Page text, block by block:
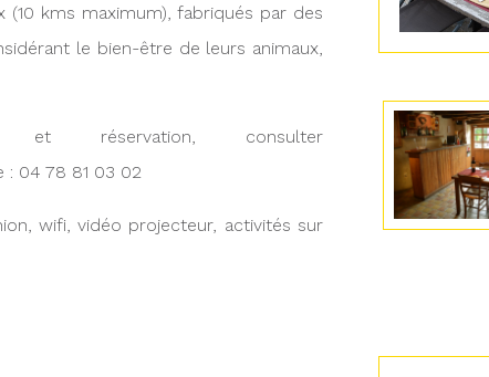
kms maximum), fabriqués par des
le bien-être de leurs animaux,
et réservation, consulter
: 04 78 81 03 02
wifi, vidéo projecteur, activités sur